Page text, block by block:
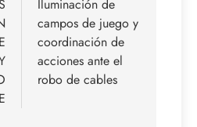
Iluminación de
campos de juego y
coordinación de
acciones ante el
robo de cables